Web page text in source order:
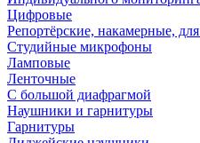
Цифровые
Репортёрские, накамерные,
Студийные микрофоны
Ламповые
Ленточные
С большой диафрагмой
Наушники и гарнитуры
Гарнитуры